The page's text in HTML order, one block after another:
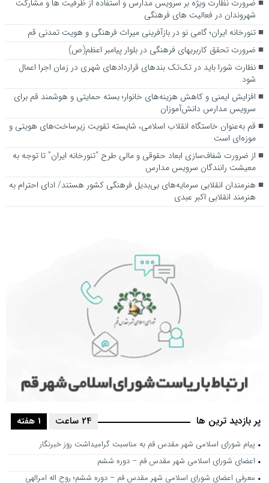
ضرورت نظارت ویژه بر سرویس مدارس و استفاده از ظرفیت ها و مشارکت
شهروندان در فعالیت های فرهنگی
تنورخانه ایران؛ گامی نو در بازآفرینی میراث فرهنگی و هویت تمدنی قم
ضرورت تحقق کاربری­های فرهنگی در بلوار پیامبر اعظم(ص)
نظارت شورا باید در تک‌تک بندهای قراردادهای شهری در زمان اجرا اعمال
شود
افزایش ایمنی و کاهش هزینه‌های خانوار؛ بسته حمایتی و هوشمند قم برای
سرویس مدارس دانش‌آموزان
قم به‌عنوان خاستگاه انقلاب اسلامی، شایسته تقویت زیرساخت‌های هویتی و
موزه‌ای است
از ضرورت شفاف‌سازی ابعاد حقوقی و مالی طرح “تنورخانه ایران” تا توجه به
معیشت رانندگان سرویس مدارس
هنرمندان انقلابی سرمایه‌های بی‌بدیل فرهنگی کشور هستند/ ادای احترام به
هنرمند انقلابی اکبر عبدی
پر بازدید ترین ها 1 هفته 24 ساعت
پیام شورای اسلامی شهر مقدس قم به مناسبت گرامیداشت روز خبرنگار
اعضای شورای اسلامی شهر مقدس قم – دوره ششم
معرفی اعضای شورای اسلامی شهر مقدس قم – دوره ششم؛ روح اله امرالهی